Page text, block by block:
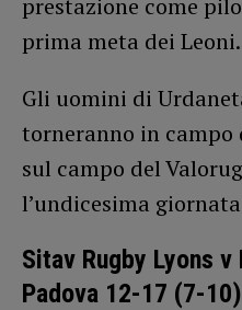
prima meta dei Leoni.
Gli uomini di
torneranno in campo
sul campo del
l’undicesima
Sitav Rugby Lyons
Padova 12-17 (7-10)